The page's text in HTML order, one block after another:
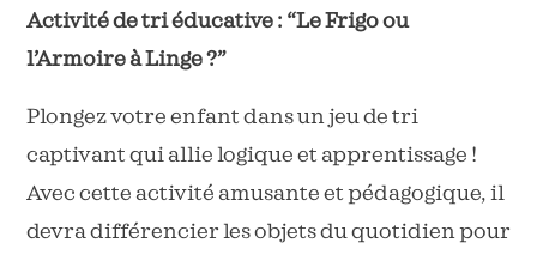
de
prix :
3,40 €
à
9,90 €
Activité de tri éducative : “Le Frigo ou
l’Armoire à Linge ?”
Plongez votre enfant dans un jeu de tri
captivant qui allie logique et apprentissage !
Avec cette activité amusante et pédagogique, il
devra différencier les objets du quotidien pour